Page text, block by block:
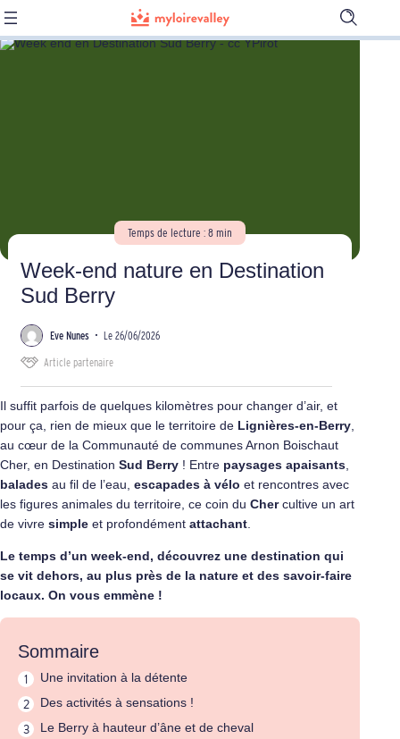
Ouvrir
la
Temps de lecture : 8 min
Week-end nature en Destination
Sud Berry
Eve Nunes • Le 26/06/2026
Article partenaire
Il suffit parfois de quelques kilomètres pour changer d’air, et
pour ça, rien de mieux que le territoire de Lignières-en-Berry
au cœur de la Communauté de communes Arnon Boischaut
Cher, en Destination Sud Berry ! Entre paysages apaisants
balades au fil de l’eau, escapades à vélo et rencontres avec
les figures animales du territoire, ce coin du Cher cultive un art
de vivre simple et profondément attachant
Le temps d’un week-end, découvrez une destination qui
se vit dehors, au plus près de la nature et des savoir-faire
locaux. On vous emmène !
Sommaire
Une invitation à la détente
Des activités à sensations !
Le Berry à hauteur d’âne et de cheval